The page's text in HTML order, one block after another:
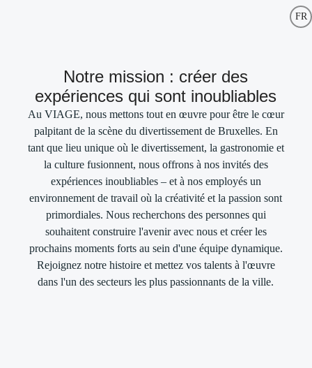
FR
Notre mission : créer des
expériences qui sont inoubliables
Au VIAGE, nous mettons tout en œuvre pour être le cœur
palpitant de la scène du divertissement de Bruxelles. En
tant que lieu unique où le divertissement, la gastronomie et
la culture fusionnent, nous offrons à nos invités des
expériences inoubliables – et à nos employés un
environnement de travail où la créativité et la passion sont
primordiales. Nous recherchons des personnes qui
souhaitent construire l'avenir avec nous et créer les
prochains moments forts au sein d'une équipe dynamique.
Rejoignez notre histoire et mettez vos talents à l'œuvre
dans l'un des secteurs les plus passionnants de la ville.